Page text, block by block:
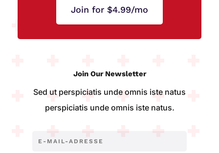
Join for $4.99/mo
Join Our Newsletter
Sed ut perspiciatis unde omnis iste natus
perspiciatis unde omnis iste natus.